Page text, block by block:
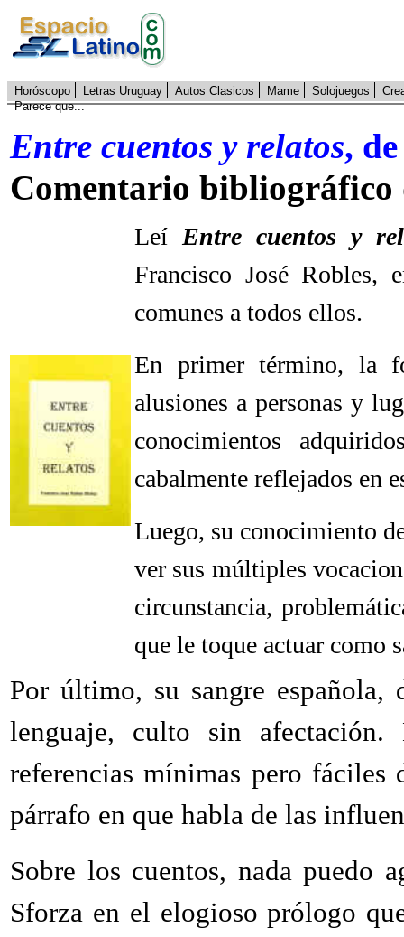
Horóscopo Letras Uruguay Autos Clasicos Mame Solojuegos
Parece que...
Entre cuentos y relatos,
Comentario
Leí Entre cuentos y
Francisco José Robles,
comunes a todos ellos.
En primer término, la
alusiones a personas y
conocimientos
cabalmente reflejados en
Luego, su conocimiento
ver sus múltiples
circunstancia,
que le toque actuar como
Por último, su sangre
lenguaje, culto sin
referencias mínimas pero
párrafo en que habla de las
Sobre los cuentos, nada puedo
Sforza en el elogioso prólogo